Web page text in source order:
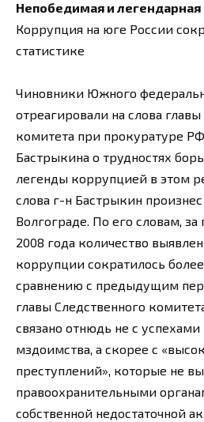
Непобедимая и легендарная
Коррупция на юге России
статистике
Чиновники Южного
отреагировали на слова
комитета при прокуратуре
Бастрыкина о трудностях
легенды коррупцией в этом
слова г-н Бастрыкин
Волгограде. По его словам,
2008 года количество
коррупции сократилось
сравнению с предыдущим
главы Следственного
связано отнюдь не с
мздоимства, а скорее с
преступлений», которые не
правоохранительными
собственной недостаточной